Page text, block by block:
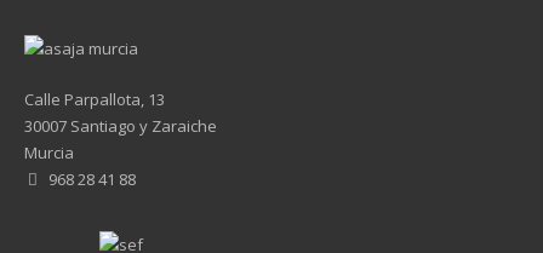
Calle Parpallota, 13
30007 Santiago y Zaraiche
Murcia
968 28 41 88